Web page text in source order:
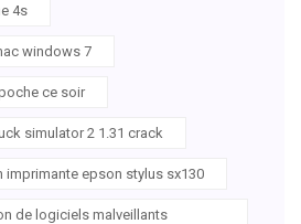
4s
windows 7
ce soir
simulator 2 1.31 crack
epson stylus sx130
de logiciels malveillants